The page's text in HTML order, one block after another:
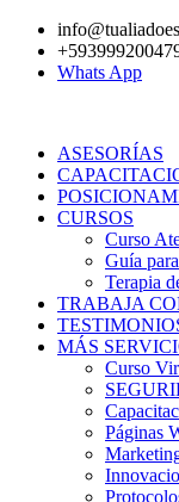
contenidoWhats App
ASESORÍAS
CURSOS
Curso
Guía
Terapia
TRABAJA
MÁS
Curso
Páginas